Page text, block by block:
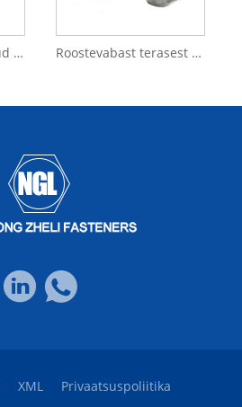
Musta tsingiga kaetud Gr4,8 8,8 kuuskantpeaga kruvid (DIN7990 DIN558) Roostevabast terasest SS304 SS316 kuuskantpeakomplekti kruvid (DIN7990)
XML Privaatsuspoliitika